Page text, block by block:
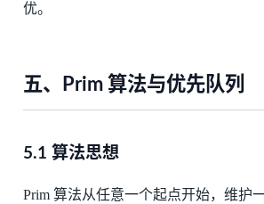
优。
五、Prim 算法与优先队列
5.1 算法思想
Prim 算法从任意一个起点开始，维护